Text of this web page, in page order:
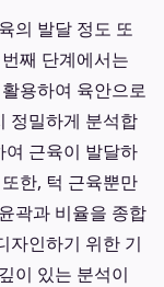
의 발달 정도 또
째 단계에서는
용하여 육안으로
정밀하게 분석합
여 근육이 발달하
한, 턱 근육뿐만
곽과 비율을 종합
자인하기 위한 기
이 있는 분석이